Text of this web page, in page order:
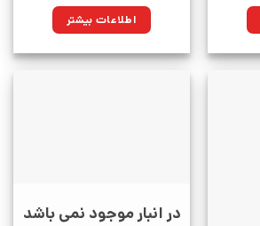
اطلاعات بیشتر
در انبار موجود نمی باشد